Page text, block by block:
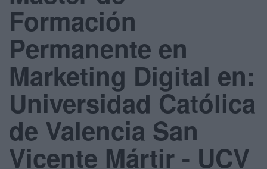
Formación
Permanente en
Marketing Digital en:
Universidad Católica
de Valencia San
Vicente Mártir - UCV